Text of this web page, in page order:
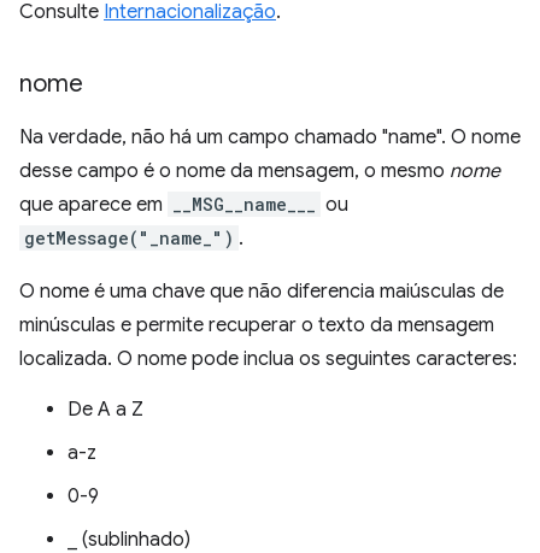
Consulte Internacionalização.
nome
Na verdade, não há um campo chamado "name". O nome
desse campo é o nome da mensagem, o mesmo nome
que aparece em
__MSG__name___ ou
getMessage("_name_") .
O nome é uma chave que não diferencia maiúsculas de
minúsculas e permite recuperar o texto da mensagem
localizada. O nome pode inclua os seguintes caracteres:
De A a Z
a-z
0-9
_ (sublinhado)